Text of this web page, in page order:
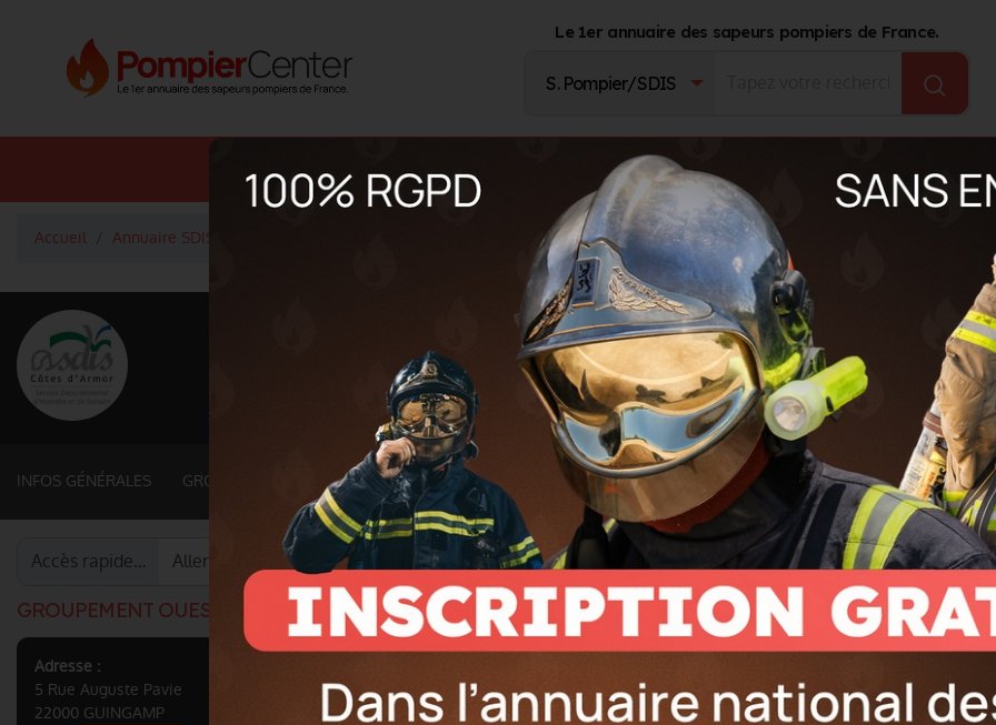
Le 1er annuaire des sapeurs pompiers de France.
Annuaire SDIS Annuaire Fournisseurs Catalogue Produits Journal
Accueil Annuaire SDIS Groupements territoriaux (22. CÔTES-D'ARMOR)
SDIS Côtes-d'Armor à Saint-Brieuc (22)
CÔTES-D'ARMOR
6 878 km² - 596 518 habitants
INFOS GÉNÉRALES GROUPEMENTS ET SERVICES FONCTIONNELS GROUPEMENTS TERRITORIAUX AUTRES ORGANISMES
Accès rapide…
GROUPEMENT OUEST
Adresse :
5 Rue Auguste Pavie
22000 GUINGAMP